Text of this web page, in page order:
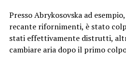
Presso Abrykosovska ad
recante rifornimenti, è stato
stati effettivamente distrutti,
cambiare aria dopo il primo